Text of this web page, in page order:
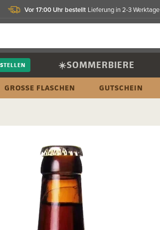
Vor 17:00 Uhr bestellt Lieferung in 2-3 Werktage
☀️SOMMERBIERE
GROSSE FLASCHEN GUTSCHEIN